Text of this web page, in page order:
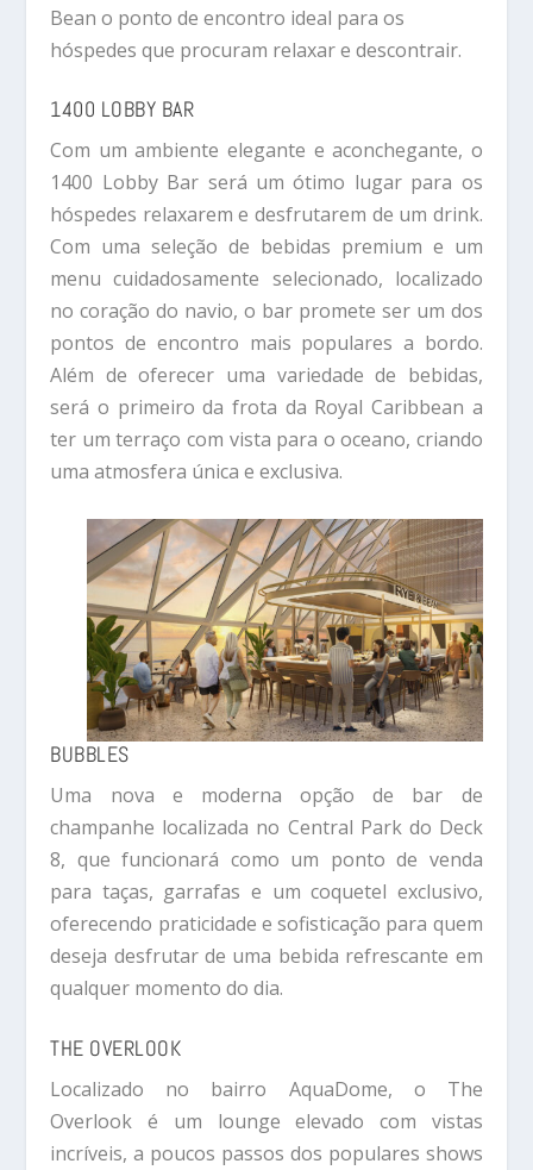
Bean o ponto de encontro ideal para os
hóspedes que procuram relaxar e descontrair.
1400 LOBBY BAR
Com um ambiente elegante e aconchegante, o
1400 Lobby Bar será um ótimo lugar para os
hóspedes relaxarem e desfrutarem de um drink.
Com uma seleção de bebidas premium e um
menu cuidadosamente selecionado, localizado
no coração do navio, o bar promete ser um dos
pontos de encontro mais populares a bordo.
Além de oferecer uma variedade de bebidas,
será o primeiro da frota da Royal Caribbean a
ter um terraço com vista para o oceano, criando
uma atmosfera única e exclusiva.
BUBBLES
Uma nova e moderna opção de bar de
champanhe localizada no Central Park do Deck
8, que funcionará como um ponto de venda
para taças, garrafas e um coquetel exclusivo,
oferecendo praticidade e sofisticação para quem
deseja desfrutar de uma bebida refrescante em
qualquer momento do dia.
THE OVERLOOK
Localizado no bairro AquaDome, o The
Overlook é um lounge elevado com vistas
incríveis, a poucos passos dos populares shows